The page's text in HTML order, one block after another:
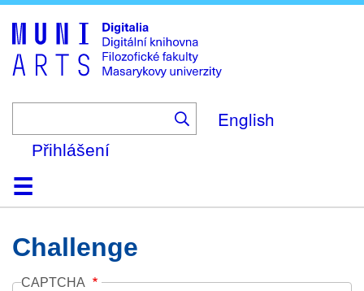
to
main
content
English
Přihlášení
DomůKolekce
Prohlížení
Vyhledávání
O platformě
Nápověda
KontaktDigitalia
Challenge
CAPTCHA